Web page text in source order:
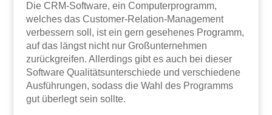
Die CRM-Software, ein Computerprogramm,
welches das Customer-Relation-Management
verbessern soll, ist ein gern gesehenes Programm,
auf das längst nicht nur Großunternehmen
zurückgreifen. Allerdings gibt es auch bei dieser
Software Qualitätsunterschiede und verschiedene
Ausführungen, sodass die Wahl des Programms
gut überlegt sein sollte.